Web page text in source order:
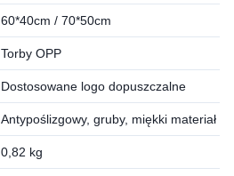
60*40cm / 70*50cm
Torby OPP
Dostosowane logo dopuszczalne
Antypoślizgowy, gruby, miękki materiał
0,82 kg